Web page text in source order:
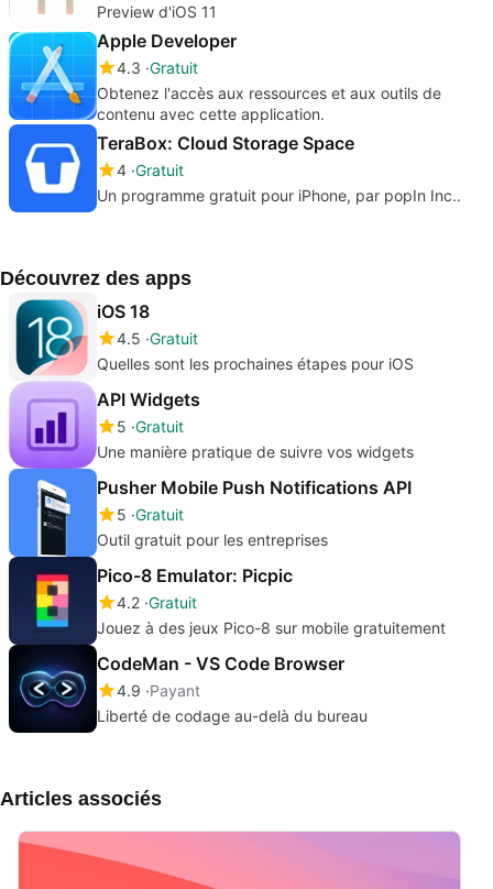
Preview d'iOS 11
Apple Developer
4.3 Gratuit
Obtenez l'accès aux ressources et aux outils de
contenu avec cette application.
TeraBox: Cloud Storage Space
4 Gratuit
Un programme gratuit pour iPhone, par popIn Inc..
Découvrez des apps
iOS 18
4.5 Gratuit
Quelles sont les prochaines étapes pour iOS
API Widgets
5 Gratuit
Une manière pratique de suivre vos widgets
Pusher Mobile Push Notifications API
5 Gratuit
Outil gratuit pour les entreprises
Pico-8 Emulator: Picpic
4.2 Gratuit
Jouez à des jeux Pico-8 sur mobile gratuitement
CodeMan - VS Code Browser
4.9 Payant
Liberté de codage au-delà du bureau
Articles associés